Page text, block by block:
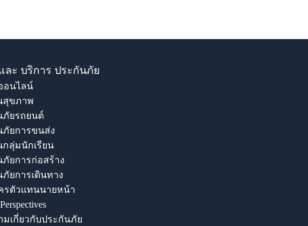
ละ บริการ ประกันภัย
อนไลน์
สุขภาพ
ภัยรถยนต์
ภัยการขนส่ง
กลุ่มนักเรียน
ภัยการก่อสร้าง
ยการเดินทาง
รตัวแทนนายหน้า
มเกี่ยวกับประกันภัย